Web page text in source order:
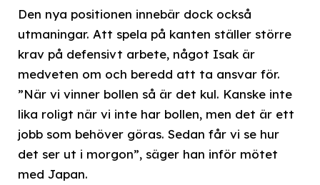
Den nya positionen innebär dock också
utmaningar. Att spela på kanten ställer större
krav på defensivt arbete, något Isak är
medveten om och beredd att ta ansvar för.
”När vi vinner bollen så är det kul. Kanske inte
lika roligt när vi inte har bollen, men det är ett
jobb som behöver göras. Sedan får vi se hur
det ser ut i morgon”, säger han inför mötet
med Japan.